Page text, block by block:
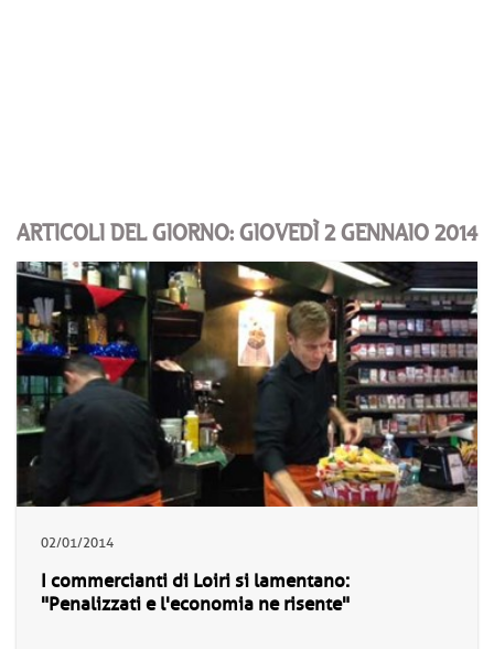
ARTICOLI DEL GIORNO: GIOVEDÌ 2 GENNAIO 2014
02/01/2014
I commercianti di Loiri si lamentano:
"Penalizzati e l'economia ne risente"